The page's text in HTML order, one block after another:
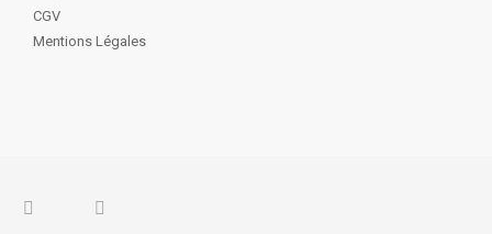
CGV
Mentions Légales